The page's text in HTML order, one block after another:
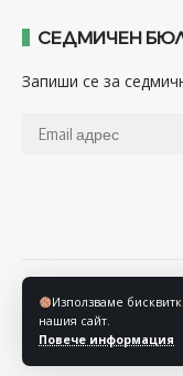
Използваме
нашия сайт.
Повече информация
СЕДМИЧЕН
Запиши се за
© Агрозона ©